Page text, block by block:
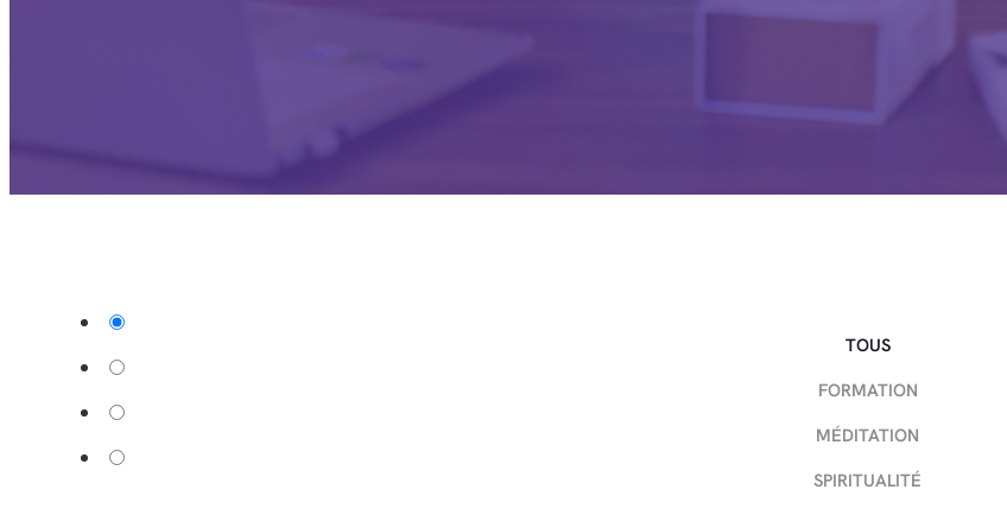
TOUS
FORMATION
MÉDITATION
SPIRITUALITÉ